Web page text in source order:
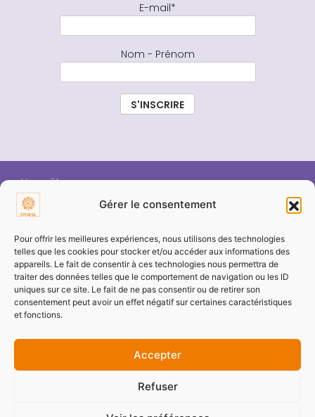
Gérer le consentement
Pour offrir les meilleures expériences, nous utilisons des technologies
telles que les cookies pour stocker et/ou accéder aux informations des
appareils. Le fait de consentir à ces technologies nous permettra de
traiter des données telles que le comportement de navigation ou les ID
uniques sur ce site. Le fait de ne pas consentir ou de retirer son
consentement peut avoir un effet négatif sur certaines caractéristiques
et fonctions.
Accepter
Refuser
E-mail*
Nom - Prénom
Vous êtes :
COMMUNE / COLLECTIVITÉ
PARTICULIER